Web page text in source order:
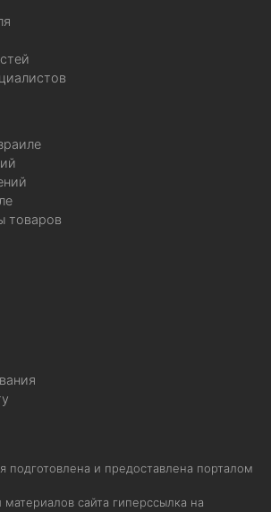
товаров
подготовлена и предоставлена порталом
сайта гиперссылка на